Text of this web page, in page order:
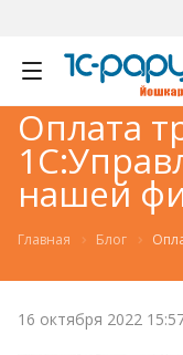
Оплата
нашей
Главная Блог
16 октября 2022